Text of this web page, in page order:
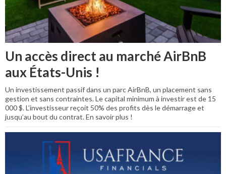
Un accès direct au marché AirBnB
aux États-Unis !
Un investissement passif dans un parc AirBnB, un placement sans
gestion et sans contraintes. Le capital minimum à investir est de 15
000 $. L’investisseur reçoit 50% des profits dès le démarrage et
jusqu’au bout du contrat. En savoir plus !